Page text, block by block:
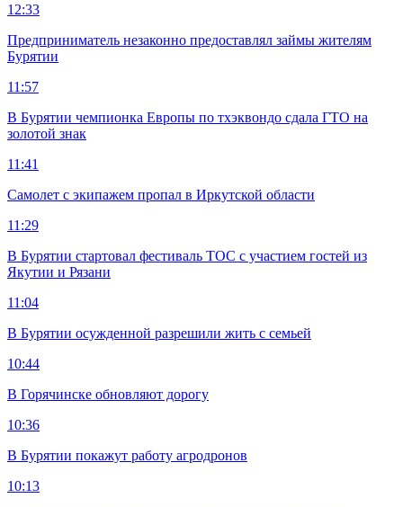
12:33
Предприниматель незаконно предоставлял займы жителям
Бурятии
11:57
В Бурятии чемпионка Европы по тхэквондо сдала ГТО на
золотой знак
11:41
Самолет с экипажем пропал в Иркутской области
11:29
В Бурятии стартовал фестиваль ТОС с участием гостей из
Якутии и Рязани
11:04
В Бурятии осужденной разрешили жить с семьей
10:44
В Горячинске обновляют дорогу
10:36
В Бурятии покажут работу агродронов
10:13